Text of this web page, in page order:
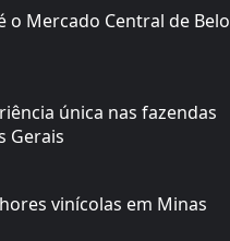
o Mercado Central de Belo
única nas fazendas
Gerais
vinícolas em Minas